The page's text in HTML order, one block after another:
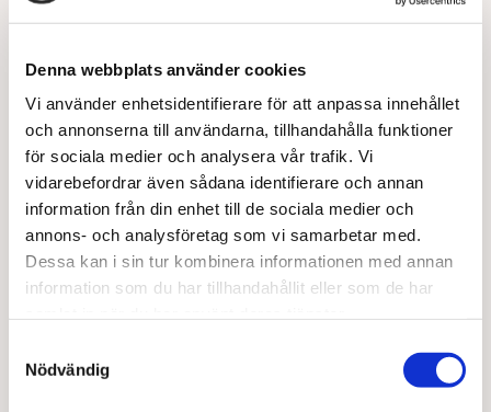
Denna webbplats använder cookies
Vi använder enhetsidentifierare för att anpassa innehållet
och annonserna till användarna, tillhandahålla funktioner
för sociala medier och analysera vår trafik. Vi
vidarebefordrar även sådana identifierare och annan
information från din enhet till de sociala medier och
annons- och analysföretag som vi samarbetar med.
Dessa kan i sin tur kombinera informationen med annan
information som du har tillhandahållit eller som de har
Nödvändig
Pernilla 50: "Jag har börjat drömma igen"
Läs mer
Cecilia 53: "Jag tappade orken till jobb och vänner"
Läs mer